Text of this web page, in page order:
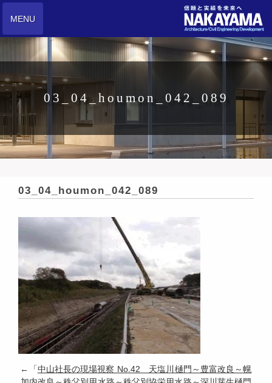
MENU
03_04_houmon_042_089
03_04_houmon_042_089
←「 中山社長の現場視察 No.42 天塩川樋門～豊富改良～幌